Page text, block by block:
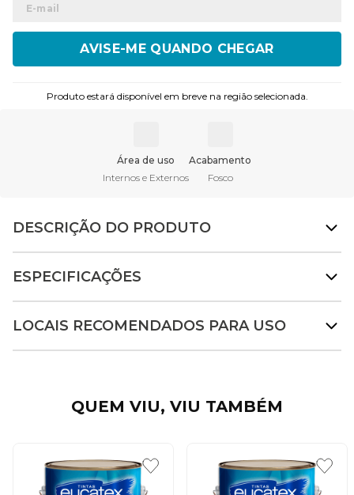
ENVIAR
Produto estará disponível em breve na região selecionada.
Área de uso
Internos e Externos
Acabamento
Fosco
DESCRIÇÃO DO PRODUTO
ESPECIFICAÇÕES
LOCAIS RECOMENDADOS PARA USO
QUEM VIU, VIU TAMBÉM